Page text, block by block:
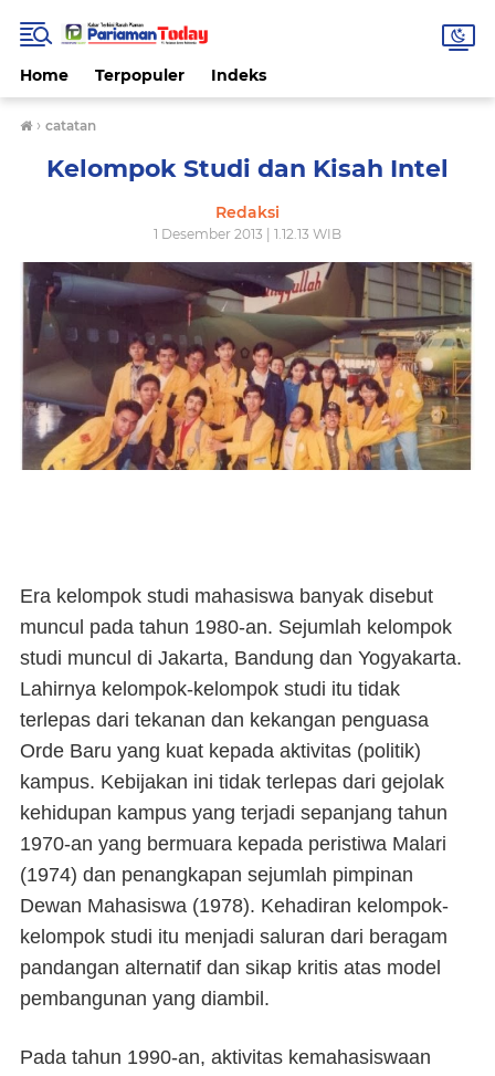
Home Terpopuler Indeks
› catatan
Kelompok Studi dan Kisah Intel
Redaksi
1 Desember 2013 | 1.12.13 WIB
Era kelompok studi mahasiswa banyak disebut
muncul pada tahun 1980-an. Sejumlah kelompok
studi muncul di Jakarta, Bandung dan Yogyakarta.
Lahirnya kelompok-kelompok studi itu tidak
terlepas dari tekanan dan kekangan penguasa
Orde Baru yang kuat kepada aktivitas (politik)
kampus. Kebijakan ini tidak terlepas dari gejolak
kehidupan kampus yang terjadi sepanjang tahun
1970-an yang bermuara kepada peristiwa Malari
(1974) dan penangkapan sejumlah pimpinan
Dewan Mahasiswa (1978). Kehadiran kelompok-
kelompok studi itu menjadi saluran dari beragam
pandangan alternatif dan sikap kritis atas model
pembangunan yang diambil.
Pada tahun 1990-an, aktivitas kemahasiswaan